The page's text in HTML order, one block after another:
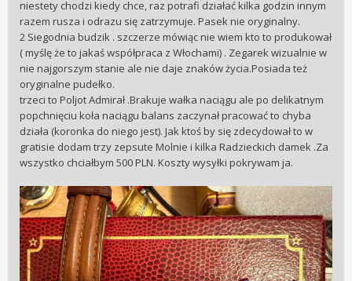
niestety chodzi kiedy chce, raz potrafi działać kilka godzin innym
razem rusza i odrazu się zatrzymuje. Pasek nie oryginalny.
2 Siegodnia budzik . szczerze mówiąc nie wiem kto to produkował
( myślę że to jakaś współpraca z Włochami) . Zegarek wizualnie w
nie najgorszym stanie ale nie daje znaków życia.Posiada też
oryginalne pudełko.
trzeci to Poljot Admirał .Brakuje wałka naciągu ale po delikatnym
popchnięciu koła naciągu balans zaczynał pracować to chyba
działa (koronka do niego jest). Jak ktoś by się zdecydował to w
gratisie dodam trzy zepsute Molnie i kilka Radzieckich damek .Za
wszystko chciałbym 500 PLN. Koszty wysyłki pokrywam ja.